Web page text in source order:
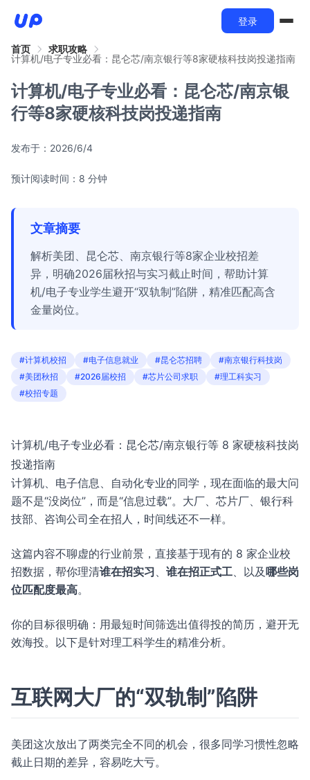
登录
首页
求职攻略
计算机/电子专业必看：昆仑芯/南京银行等8家硬核科技岗投递指南
计算机/电子专业必看：昆仑芯/南京银
行等8家硬核科技岗投递指南
发布于： 2026/6/4
预计阅读时间：8 分钟
文章摘要
解析美团、昆仑芯、南京银行等8家企业校招差
异，明确2026届秋招与实习截止时间，帮助计算
机/电子专业学生避开“双轨制”陷阱，精准匹配高含
金量岗位。
#计算机校招 #电子信息就业 #昆仑芯招聘
#南京银行科技岗
#美团秋招
#2026届校招 #芯片公司求职
#理工科实习
#校招专题
计算机/电子专业必看：昆仑芯/南京银行等 8 家硬核科技岗
投递指南
计算机、电子信息、自动化专业的同学，现在面临的最大问
题不是“没岗位”，而是“信息过载”。大厂、芯片厂、银行科
技部、咨询公司全在招人，时间线还不一样。
这篇内容不聊虚的行业前景，直接基于现有的 8 家企业校
招数据，帮你理清谁在招实习、 谁在招正式工、以及哪些岗
位匹配度最高。
你的目标很明确：用最短时间筛选出值得投的简历，避开无
效海投。以下是针对理工科学生的精准分析。
互联网大厂的“双轨制”陷阱
美团这次放出了两类完全不同的机会，很多同学习惯性忽略
截止日期的差异，容易吃大亏。